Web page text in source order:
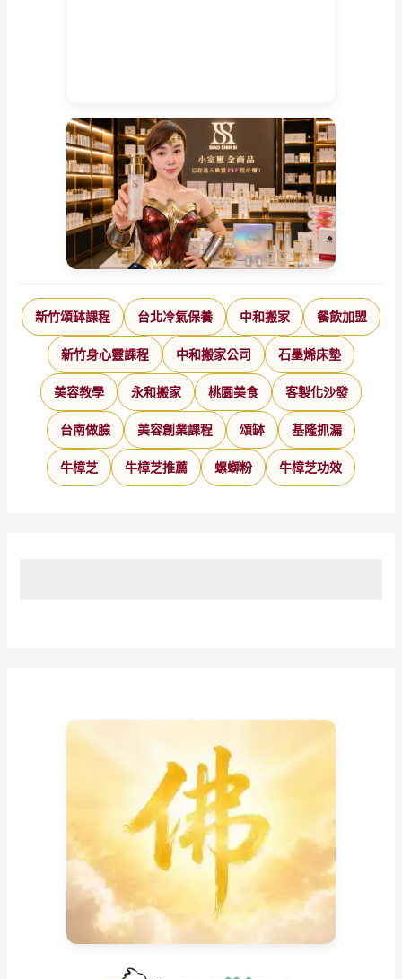
新竹頌缽課程 台北冷氣保養 中和搬家 餐飲加盟
新竹身心靈課程 中和搬家公司 石墨烯床墊
美容教學 永和搬家 桃園美食 客製化沙發
台南做臉 美容創業課程 頌缽 基隆抓漏
牛樟芝 牛樟芝推薦 螺螄粉 牛樟芝功效